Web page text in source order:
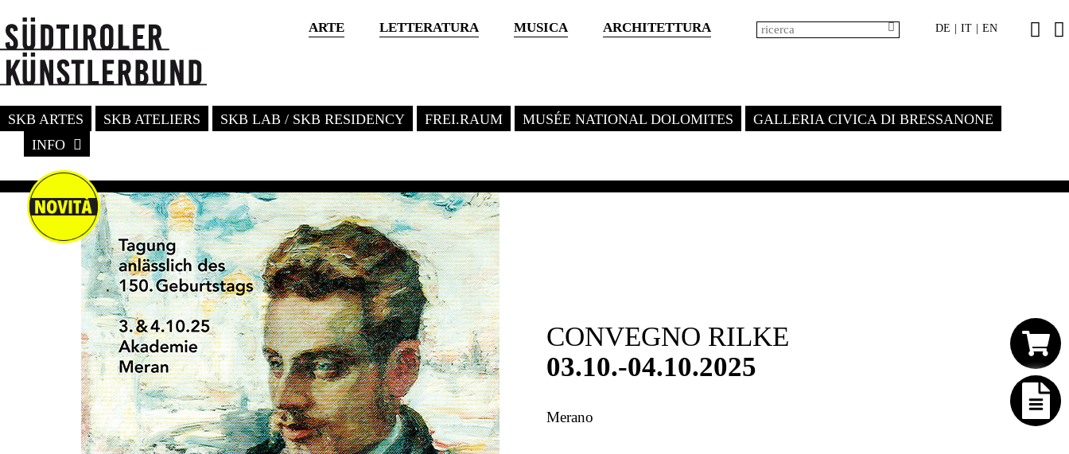
ARTE LETTERATURA MUSICA ARCHITETTURA DE IT EN
SKB ARTES SKB ATELIERS SKB LAB / SKB RESIDENCY FREI.RAUM MUSÉE NATIONAL DOLOMITES
GALLERIA CIVICA DI BRESSANONE
INFO
CONVEGNO RILKE
03.10.-04.10.2025
Merano